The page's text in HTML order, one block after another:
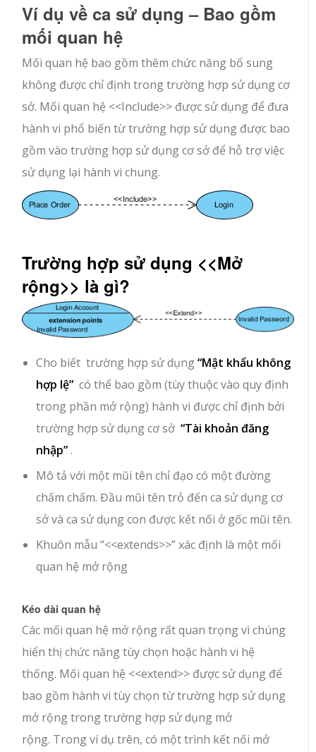
Ví dụ về ca sử dụng – Bao gồm
mối quan hệ
Mối quan hệ bao gồm thêm chức năng bổ sung
không được chỉ định trong trường hợp sử dụng cơ
sở. Mối quan hệ <<Include>> được sử dụng để đưa
hành vi phổ biến từ trường hợp sử dụng được bao
gồm vào trường hợp sử dụng cơ sở để hỗ trợ việc
sử dụng lại hành vi chung.
Trường hợp sử dụng <<Mở
rộng>> là gì?
Cho biết trường hợp sử dụng“Mật khẩu không
hợp lệ” có thể bao gồm (tùy thuộc vào quy định
trong phần mở rộng) hành vi được chỉ định bởi
trường hợp sử dụng cơ sở“Tài khoản đăng
nhập”.
Mô tả với một mũi tên chỉ đạo có một đường
chấm chấm. Đầu mũi tên trỏ đến ca sử dụng cơ
sở và ca sử dụng con được kết nối ở gốc mũi tên.
Khuôn mẫu “<<extends>>” xác định là một mối
quan hệ mở rộng
Kéo dài quan hệ
Các mối quan hệ mở rộng rất quan trọng vì chúng
hiển thị chức năng tùy chọn hoặc hành vi hệ
thống. Mối quan hệ <<extend>> được sử dụng để
bao gồm hành vi tùy chọn từ trường hợp sử dụng
mở rộng trong trường hợp sử dụng mở
rộng. Trong ví dụ trên, có một trình kết nối mở